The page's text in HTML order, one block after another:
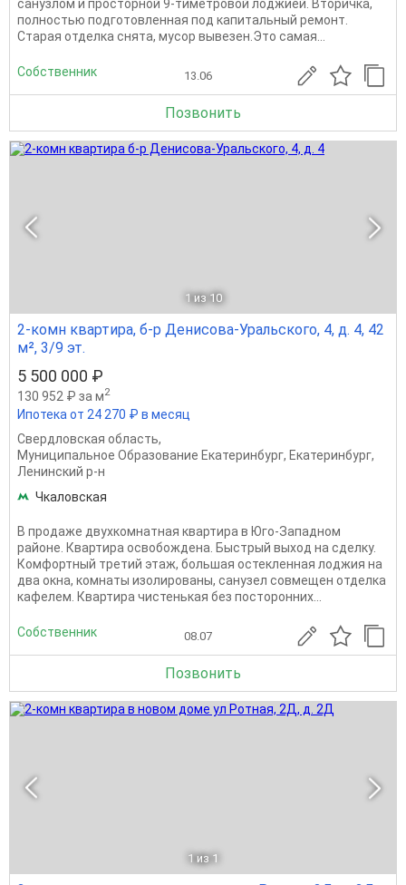
санузлом и просторной 9-тиметровой лоджией. Вторичка,
полностью подготовленная под капитальный ремонт.
Старая отделка снята, мусор вывезен.Это самая...
Собственник 13.06
Позвонить
1 из 10
2-комн квартира, б-р Денисова-Уральского, 4, д. 4, 42
м², 3/9 эт.
5 500 000 ₽
130 952 ₽ за м2
Ипотека от 24 270 ₽ в месяц
Свердловская область,
Муниципальное Образование Екатеринбург, Екатеринбург,
Ленинский р-н
Чкаловская
В продаже двухкомнатная квартира в Юго-Западном
районе. Квартира освобождена. Быстрый выход на сделку.
Комфортный третий этаж, большая остекленная лоджия на
два окна, комнаты изолированы, санузел совмещен отделка
кафелем. Квартира чистенькая без посторонних...
Собственник 08.07
Позвонить
1 из 1